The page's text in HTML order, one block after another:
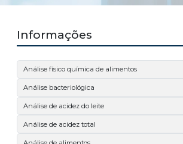
Informações
Análise físico química de alimentos
Análise bacteriológica
Análise de acidez do leite
Análise de acidez total